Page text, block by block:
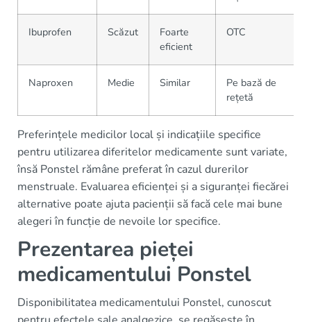
Ibuprofen Scăzut
Foarte
eficient
OTC
Naproxen Medie Similar
Pe bază de
rețetă
Preferințele medicilor local și indicațiile specifice
pentru utilizarea diferitelor medicamente sunt variate,
însă Ponstel rămâne preferat în cazul durerilor
menstruale. Evaluarea eficienței și a siguranței fiecărei
alternative poate ajuta pacienții să facă cele mai bune
alegeri în funcție de nevoile lor specifice.
Prezentarea pieței
medicamentului Ponstel
Disponibilitatea medicamentului Ponstel, cunoscut